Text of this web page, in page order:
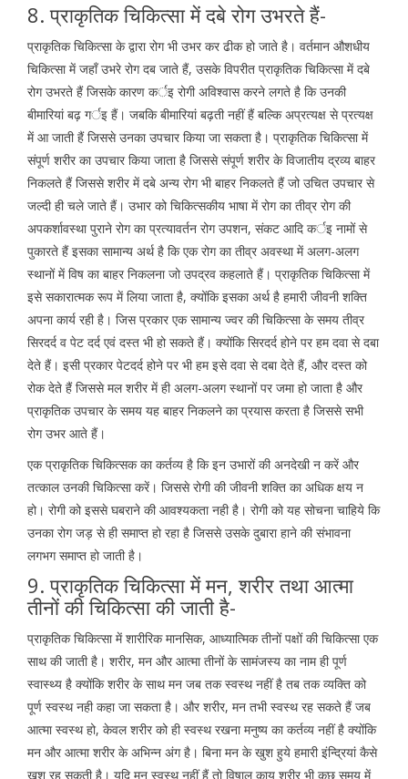
8. प्राकृतिक चिकित्सा में दबे रोग उभरते हैं-
प्राकृतिक चिकित्सा के द्वारा रोग भी उभर कर ढीक हो जाते है। वर्तमान औशधीय
चिकित्सा में जहॉं उभरे रोग दब जाते हैं, उसके विपरीत प्राकृतिक चिकित्सा में दबे
रोग उभरते हैं जिसके कारण कर्इ रोगी अविश्वास करने लगते है कि उनकी
बीमारियां बढ़ गर्इ हैं। जबकि बीमारियां बढ़ती नहीं हैं बल्कि अप्रत्यक्ष से प्रत्यक्ष
में आ जाती हैं जिससे उनका उपचार किया जा सकता है। प्राकृतिक चिकित्सा में
संपूर्ण शरीर का उपचार किया जाता है जिससे संपूर्ण शरीर के विजातीय द्रव्य बाहर
निकलते हैं जिससे शरीर में दबे अन्य रोग भी बाहर निकलते हैं जो उचित उपचार से
जल्दी ही चले जाते हैं। उभार को चिकित्सकीय भाषा में रोग का तीव्र रोग की
अपकर्शावस्था पुराने रोग का प्रत्यावर्तन रोग उपशन, संकट आदि कर्इ नामों से
पुकारते हैं इसका सामान्य अर्थ है कि एक रोग का तीव्र अवस्था में अलग-अलग
स्थानों में विष का बाहर निकलना जो उपद्रव कहलाते हैं। प्राकृतिक चिकित्सा में
इसे सकारात्मक रूप में लिया जाता है, क्योंकि इसका अर्थ है हमारी जीवनी शक्ति
अपना कार्य रही है। जिस प्रकार एक सामान्य ज्वर की चिकित्सा के समय तीव्र
सिरदर्द व पेट दर्द एवं दस्त भी हो सकते हैं। क्योंकि सिरदर्द होने पर हम दवा से दबा
देते हैं। इसी प्रकार पेटदर्द होने पर भी हम इसे दवा से दबा देते हैं, और दस्त को
रोक देते हैं जिससे मल शरीर में ही अलग-अलग स्थानों पर जमा हो जाता है और
प्राकृतिक उपचार के समय यह बाहर निकलने का प्रयास करता है जिससे सभी
रोग उभर आते हैं।
एक प्राकृतिक चिकित्सक का कर्तव्य है कि इन उभारों की अनदेखी न करें और
तत्काल उनकी चिकित्सा करें। जिससे रोगी की जीवनी शक्ति का अधिक क्षय न
हो। रोगी को इससे घबराने की आवश्यकता नही है। रोगी को यह सोचना चाहिये कि
उनका रोग जड़ से ही समाप्त हो रहा है जिससे उसके दुबारा हाने की संभावना
लगभग समाप्त हो जाती है।
9. प्राकृतिक चिकित्सा में मन, शरीर तथा आत्मा
तीनों की चिकित्सा की जाती है-
प्राकृतिक चिकित्सा में शारीरिक मानसिक, आध्यात्मिक तीनों पक्षों की चिकित्सा एक
साथ की जाती है। शरीर, मन और आत्मा तीनों के सामंजस्य का नाम ही पूर्ण
स्वास्थ्य है क्योंकि शरीर के साथ मन जब तक स्वस्थ नहीं है तब तक व्यक्ति को
पूर्ण स्वस्थ नही कहा जा सकता है। और शरीर, मन तभी स्वस्थ रह सकते हैं जब
आत्मा स्वस्थ हो, केवल शरीर को ही स्वस्थ रखना मनुष्य का कर्तव्य नहीं है क्योंकि
मन और आत्मा शरीर के अभिन्न अंग है। बिना मन के खुश हुये हमारी इंन्द्रियां कैसे
खुश रह सकती है। यदि मन स्वस्थ नहीं हैं तो विषाल काय शरीर भी कुछ समय में